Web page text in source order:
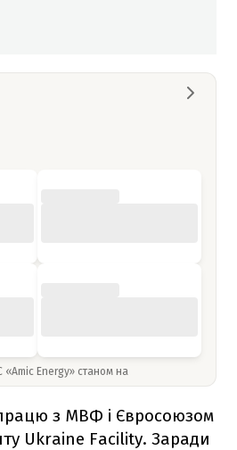
«Amic Energy» станом на
з МВФ і Євросоюзом
Ukraine Facility. Заради